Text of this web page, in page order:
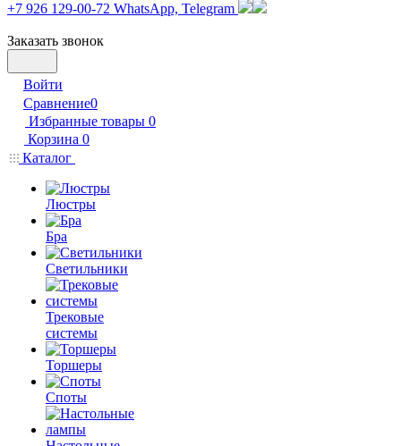
+7 926 129-00-72 WhatsApp, Telegram
Заказать звонок
Войти
Сравнение0
Избранные товары 0
Корзина 0
Каталог
Люстры
Бра
Светильники
Трековые
системы
Торшеры
Споты